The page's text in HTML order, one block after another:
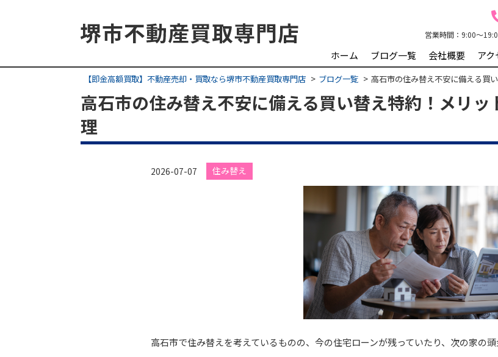
営業時間： 9:00～
ホーム ブログ一覧 会社概要 ア
【即金高額買取】不動産売却・買取なら堺市不動産買取専門店 ブログ一覧 高石市の住み替え不安に備える買
高石市の住み替え不安に備える買い替え特約！メリ
理
2026-07-07 住み替え
高石市で住み替えを考えているものの、今の住宅ローンが残っていたり、次の家の